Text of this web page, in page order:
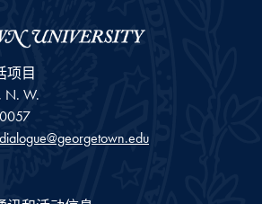
项目
N. W.